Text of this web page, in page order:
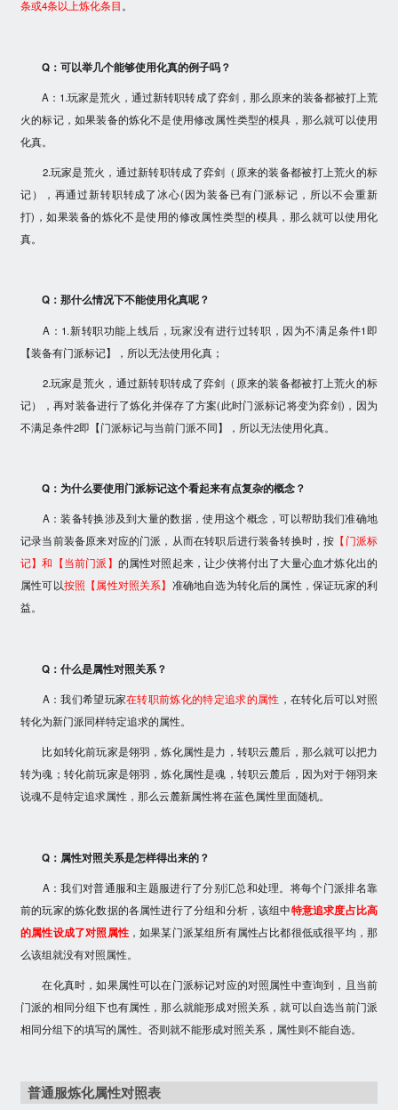
条或4条以上炼化条目。
Q：可以举几个能够使用化真的例子吗？
A：1.玩家是荒火，通过新转职转成了弈剑，那么原来的装备都被打上荒
火的标记，如果装备的炼化不是使用修改属性类型的模具，那么就可以使用
化真。
2.玩家是荒火，通过新转职转成了弈剑（原来的装备都被打上荒火的标
记），再通过新转职转成了冰心(因为装备已有门派标记，所以不会重新
打)，如果装备的炼化不是使用的修改属性类型的模具，那么就可以使用化
真。
Q：那什么情况下不能使用化真呢？
A：1.新转职功能上线后，玩家没有进行过转职，因为不满足条件1即
【装备有门派标记】，所以无法使用化真；
2.玩家是荒火，通过新转职转成了弈剑（原来的装备都被打上荒火的标
记），再对装备进行了炼化并保存了方案(此时门派标记将变为弈剑)，因为
不满足条件2即【门派标记与当前门派不同】，所以无法使用化真。
Q：为什么要使用门派标记这个看起来有点复杂的概念？
A：装备转换涉及到大量的数据，使用这个概念，可以帮助我们准确地
记录当前装备原来对应的门派，从而在转职后进行装备转换时，按 【门派标
记】和【当前门派】 的属性对照起来，让少侠将付出了大量心血才炼化出的
属性可以按照【属性对照关系】 准确地自选为转化后的属性，保证玩家的利
益。
Q：什么是属性对照关系？
A：我们希望玩家在转职前炼化的特定追求的属性 ，在转化后可以对照
转化为新门派同样特定追求的属性。
比如转化前玩家是翎羽，炼化属性是力，转职云麓后，那么就可以把力
转为魂；转化前玩家是翎羽，炼化属性是魂，转职云麓后，因为对于翎羽来
说魂不是特定追求属性，那么云麓新属性将在蓝色属性里面随机。
Q：属性对照关系是怎样得出来的？
A：我们对普通服和主题服进行了分别汇总和处理。将每个门派排名靠
前的玩家的炼化数据的各属性进行了分组和分析，该组中特意追求度占比高
的属性设成了对照属性，如果某门派某组所有属性占比都很低或很平均，那
么该组就没有对照属性。
在化真时，如果属性可以在门派标记对应的对照属性中查询到，且当前
门派的相同分组下也有属性，那么就能形成对照关系，就可以自选当前门派
相同分组下的填写的属性。否则就不能形成对照关系，属性则不能自选。
普通服炼化属性对照表